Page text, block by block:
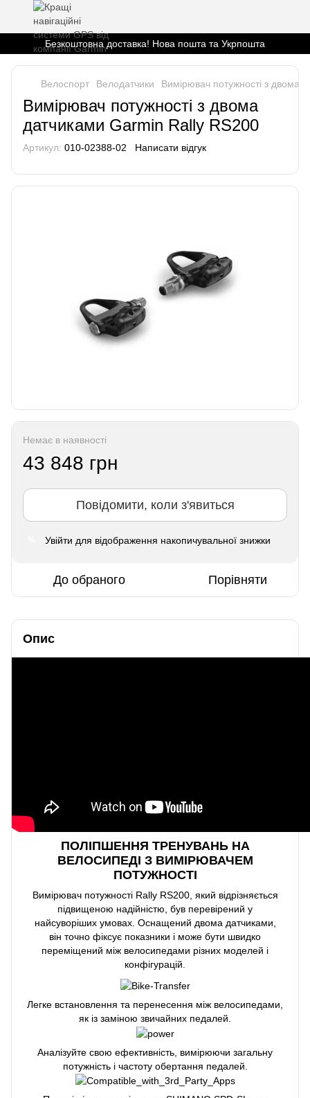
Безкоштовна доставка! Нова пошта та Укрпошта
Велоспорт Велодатчики Вимірювач потужності з двома
Вимірювач потужності з двома
датчиками Garmin Rally RS200
Артикул: 010-02388-02 Написати відгук
Немає в наявності
43 848 грн
Повідомити, коли з'явиться
Увійти для відображення накопичувальної знижки
До обраного Порівняти
Опис
ПОЛІПШЕННЯ ТРЕНУВАНЬ НА
ВЕЛОСИПЕДІ З ВИМІРЮВАЧЕМ
ПОТУЖНОСТІ
Вимірювач потужності Rally RS200, який відрізняється
підвищеною надійністю, був перевірений у
найсуворіших умовах. Оснащений двома датчиками,
він точно фіксує показники і може бути швидко
переміщений між велосипедами різних моделей і
конфігурацій.
Легке встановлення та перенесення між велосипедами,
як із заміною звичайних педалей.
Аналізуйте свою ефективність, вимірюючи загальну
потужність і частоту обертання педалей.